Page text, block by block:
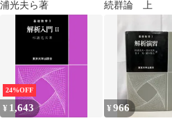
浦光夫ら著
続群論 上
24%OFF
¥ 1,643 ¥966